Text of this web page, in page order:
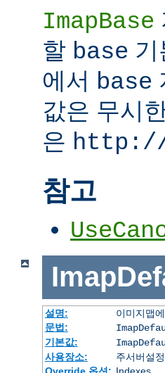
ImapBase
할 base
에서 base
값은 무시
은
참고
설명:
이미지맵
문법:
기본값:
사용장소:
주서버설